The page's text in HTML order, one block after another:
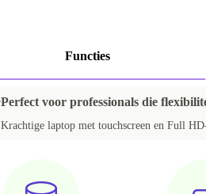
Functies
Perfect voor professionals die
Krachtige laptop met touchscreen en Full